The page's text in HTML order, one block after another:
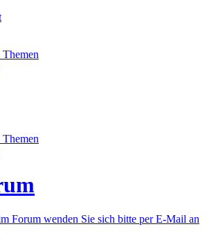
Forum wenden Sie sich bitte per E-Mail an